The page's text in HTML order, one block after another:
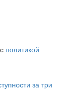
политикой
за три